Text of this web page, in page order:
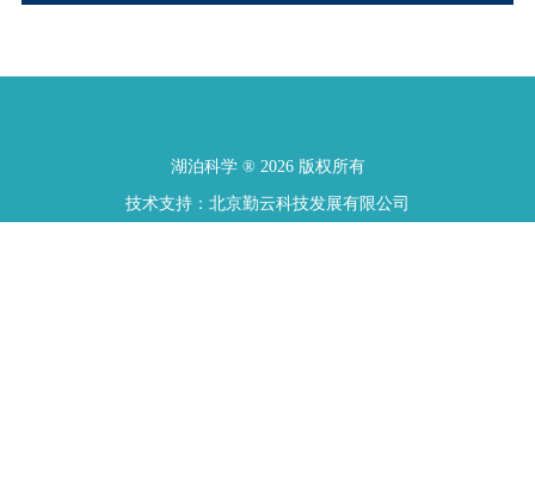
湖泊科学 ® 2026 版权所有
技术支持：北京勤云科技发展有限公司